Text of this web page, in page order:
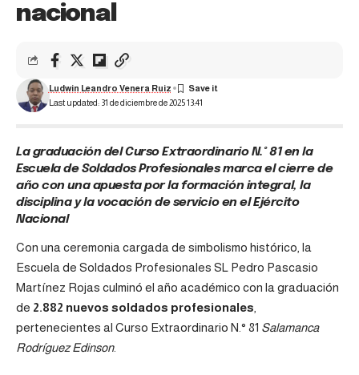
nacional
Last updated: 31 de diciembre de 2025 13:41
Ludwin Leandro Venera Ruiz
La graduación del Curso Extraordinario N.° 81 en la
Escuela de Soldados Profesionales marca el cierre de
año con una apuesta por la formación integral, la
disciplina y la vocación de servicio en el Ejército
Nacional
Con una ceremonia cargada de simbolismo histórico, la
Escuela de Soldados Profesionales SL Pedro Pascasio
Martínez Rojas culminó el año académico con la graduación
de 2.882 nuevos soldados profesionales,
pertenecientes al Curso Extraordinario N.° 81 Salamanca
Rodríguez Edinson.